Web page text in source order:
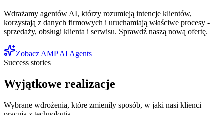
Wdrażamy agentów AI, którzy rozumieją intencje klientów,
korzystają z danych firmowych i uruchamiają właściwe procesy -
sprzedaży, obsługi klienta i serwisu. Sprawdź naszą nową ofertę.
Zobacz AMP AI Agents
Success stories
Wyjątkowe realizacje
Wybrane wdrożenia, które zmieniły sposób, w jaki nasi klienci